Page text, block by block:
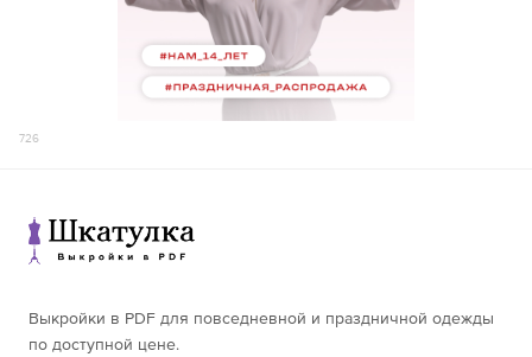
726
Выкройки в PDF для повседневной и праздничной одежды
по доступной цене.